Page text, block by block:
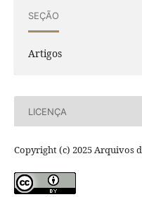
SEÇÃO
Artigos
LICENÇA
Copyright (c) 2025 Arquivos